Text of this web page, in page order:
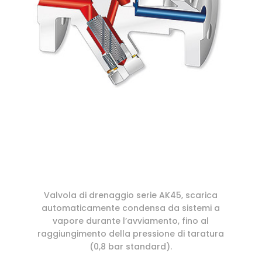
Valvola di drenaggio serie AK45, scarica
automaticamente condensa da sistemi a
vapore durante l’avviamento, fino al
raggiungimento della pressione di taratura
(0,8 bar standard).